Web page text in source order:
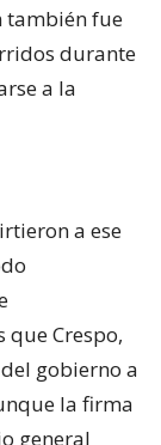
también fue
durante
a la
a ese
Crespo,
gobierno a
la firma
general